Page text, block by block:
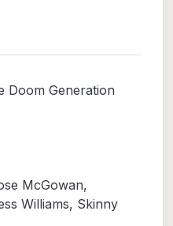
Doom Generation
McGowan,
Williams, Skinny